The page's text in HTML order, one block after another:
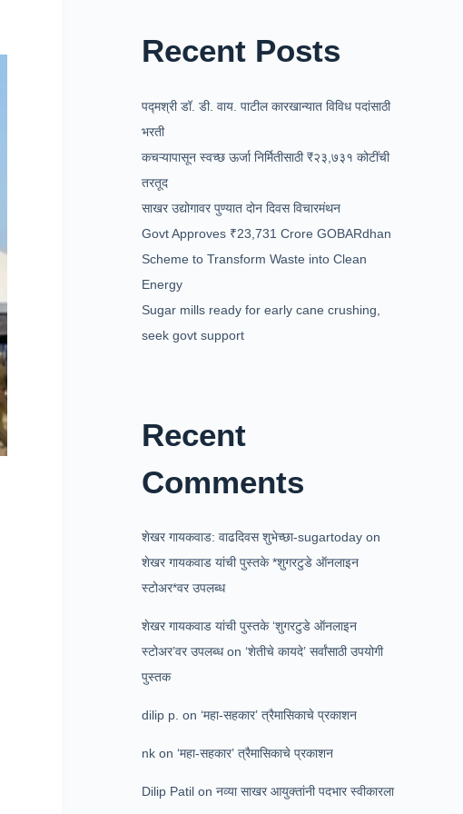
Recent Posts
पद्मश्री डॉ. डी. वाय. पाटील कारखान्यात विविध पदांसाठी
भरती
कचऱ्यापासून स्वच्छ ऊर्जा निर्मितीसाठी ₹२३,७३१ कोटींची
तरतूद
साखर उद्योगावर पुण्यात दोन दिवस विचारमंथन
Govt Approves ₹23,731 Crore GOBARdhan
Scheme to Transform Waste into Clean
Energy
Sugar mills ready for early cane crushing,
seek govt support
Recent
Comments
शेखर गायकवाड: वाढदिवस शुभेच्छा-sugartoday on
शेखर गायकवाड यांची पुस्तके *शुगरटुडे ऑनलाइन
स्टोअर*वर उपलब्ध
शेखर गायकवाड यांची पुस्तके ‘शुगरटुडे ऑनलाइन
स्टोअर’वर उपलब्धon‘शेतीचे कायदे’ सर्वांसाठी उपयोगी
पुस्तक
dilip p. on‘महा-सहकार’ त्रैमासिकाचे प्रकाशन
nk on‘महा-सहकार’ त्रैमासिकाचे प्रकाशन
Dilip Patil onनव्या साखर आयुक्तांनी पदभार स्वीकारला